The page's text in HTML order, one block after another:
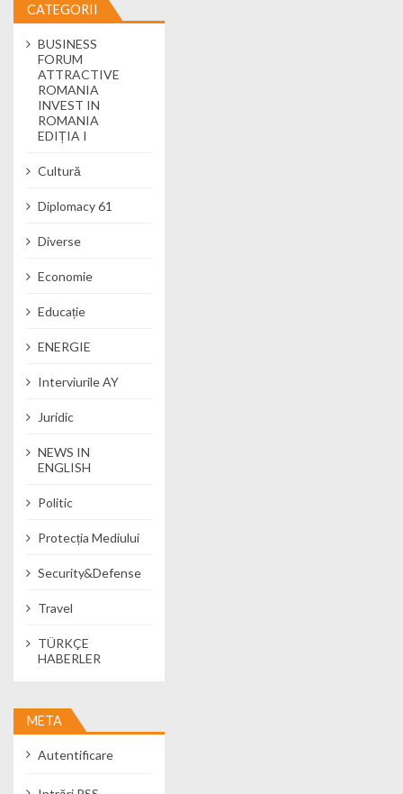
CATEGORII
BUSINESS
FORUM
ATTRACTIVE
ROMANIA
INVEST IN
ROMANIA
EDIȚIA I
Cultură
Diplomacy 61
Diverse
Economie
Educație
ENERGIE
Interviurile AY
Juridic
NEWS IN
ENGLISH
Politic
Protecția Mediului
Security&Defense
Travel
TÜRKÇE
HABERLER
META
Autentificare